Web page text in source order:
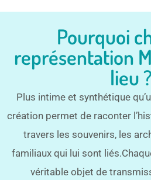
Pourquoi
représentation
lieu ?
Plus intime et synthétique
création permet de raconter
travers les souvenirs, les
familiaux qui lui sont
véritable objet de